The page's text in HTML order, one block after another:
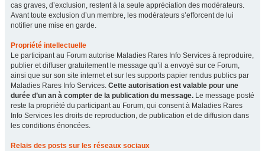
cas graves, d’exclusion, restent à la seule appréciation des modérateurs.
Avant toute exclusion d’un membre, les modérateurs s’efforcent de lui
notifier une mise en garde.
Propriété intellectuelle
Le participant au Forum autorise Maladies Rares Info Services à reproduire,
publier et diffuser gratuitement le message qu’il a envoyé sur ce Forum,
ainsi que sur son site internet et sur les supports papier rendus publics par
Maladies Rares Info Services. Cette autorisation est valable pour une
durée d’un an à compter de la publication du message. Le message posté
reste la propriété du participant au Forum, qui consent à Maladies Rares
Info Services les droits de reproduction, de publication et de diffusion dans
les conditions énoncées.
Relais des posts sur les réseaux sociaux